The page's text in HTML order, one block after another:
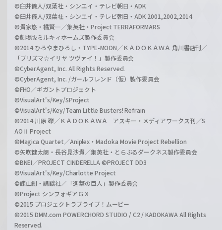
©臼井儀人/双葉社・シンエイ・テレビ朝日・ADK
©臼井儀人/双葉社・シンエイ・テレビ朝日・ADK 2001,2002,2014
©貴家悠・橘賢一／集英社・Project TERRAFORMARS
©劇場版ミルキィホームズ製作委員会
©2014 ひろやまひろし・TYPE-MOON／ＫＡＤＯＫＡＷＡ 角川書店刊／
「プリズマ☆イリヤ ツヴァイ！」製作委員会
©CyberAgent, Inc. All Rights Reserved.
©CyberAgent, Inc. /ガールフレンド（仮）製作委員会
©FHO／ギガントプロジェクト
©VisualArt's/Key/SProject
©VisualArt's/Key/Team Little Busters! Refrain
©2014 川原 礫／ＫＡＤＯＫＡＷＡ アスキー・メディアワークス刊／S
AOⅡ Project
©Magica Quartet／Aniplex・Madoka Movie Project Rebellion
©矢吹健太朗・長谷見沙貴／集英社・とらぶるダークネス製作委員会
©BNEI／PROJECT CINDERELLA ©PROJECT DD3
©VisualArt's/Key/Charlotte Project
©諫山創・講談社／「進撃の巨人」製作委員会
©Project シンフォギアＧＸ
©2015 プロジェクトラブライブ！ムービー
©2015 DMM.com POWERCHORD STUDIO / C2 / KADOKAWA All Rights
Reserved.